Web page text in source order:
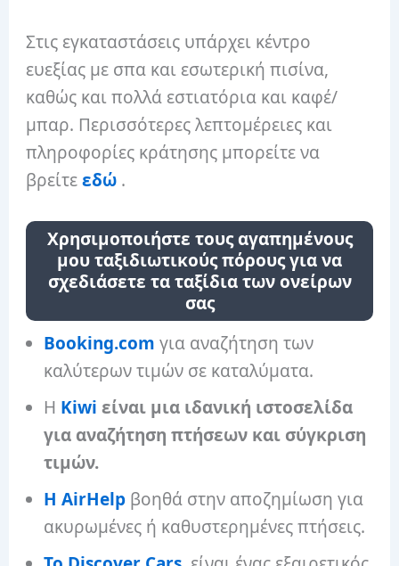
Στις εγκαταστάσεις υπάρχει κέντρο
ευεξίας με σπα και εσωτερική πισίνα,
καθώς και πολλά εστιατόρια και καφέ/
μπαρ. Περισσότερες λεπτομέρειες και
πληροφορίες κράτησης μπορείτε να
βρείτεεδώ .
Χρησιμοποιήστε τους αγαπημένους
μου ταξιδιωτικούς πόρους για να
σχεδιάσετε τα ταξίδια των ονείρων
σας
Booking.com για αναζήτηση των
καλύτερων τιμών σε καταλύματα.
Η Kiwi είναι μια ιδανική ιστοσελίδα
για αναζήτηση πτήσεων και σύγκριση
τιμών.
Η AirHelp βοηθά στην αποζημίωση για
ακυρωμένες ή καθυστερημένες πτήσεις.